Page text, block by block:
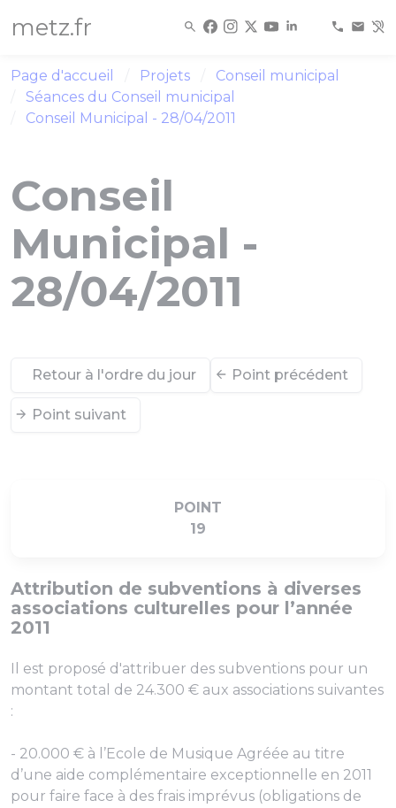
metz.fr
Page d'accueil Projets
Conseil municipal
Séances du Conseil municipal
Conseil Municipal - 28/04/2011
Conseil
Municipal -
28/04/2011
Retour à l'ordre du jour Point précédent
Point suivant
POINT
19
Attribution de subventions à diverses
associations culturelles pour l’année
2011
Il est proposé d'attribuer des subventions pour un
montant total de 24.300 € aux associations suivantes
:
- 20.000 € à l’Ecole de Musique Agréée au titre
d’une aide complémentaire exceptionnelle en 2011
pour faire face à des frais imprévus (obligations de